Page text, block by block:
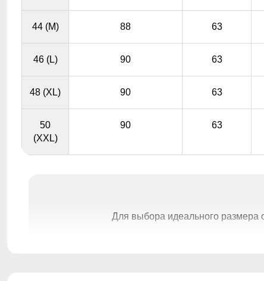
44 (M) 88 63
46 (L) 90 63
48 (XL) 90 63
50
(XXL)
90 63
Для выбора идеального